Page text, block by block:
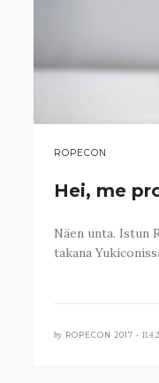
ROPECON
Hei, me
Näen unta. Istun
takana
by ROPECON 2017 •